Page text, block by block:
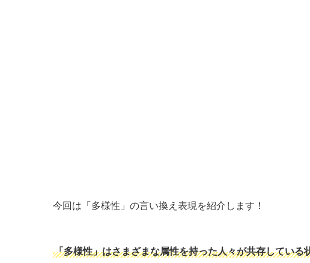
今回は「多様性」の言い換え表現を紹介します！
「多様性」はさまざまな属性を持った人々が共存している